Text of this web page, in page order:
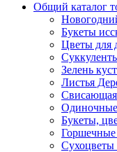
Общий каталог
Букеты
Цветы для
Зелень
Листья
Свисающая
Букеты,
Горшечные
Сухоцветы